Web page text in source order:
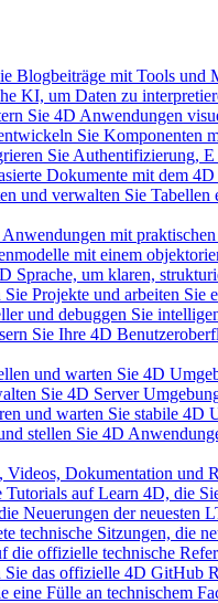
Blogbeiträge mit Tools und
KI, um Daten zu
Sie 4D Anwendungen
Sie Komponenten
Sie Authentifizierung,
Dokumente mit dem
und verwalten Sie Tabellen
mit
mit einem
Sprache, um klaren,
Sie Projekte und arbeiten Sie
und debuggen Sie
Sie Ihre 4D
und warten Sie 4D
Sie 4D Server
und warten Sie stabile 4D
stellen Sie 4D
Dokumentation und
Tutorials auf Learn 4D, die
Neuerungen der neuesten
technische Sitzungen, die
die offizielle technische
Sie das offizielle 4D GitHub
eine Fülle an technischem